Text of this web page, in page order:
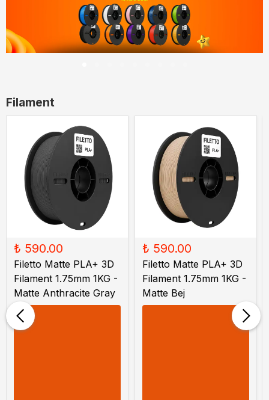
Filament
₺ 590.00
Filetto Matte PLA+ 3D
Filament 1.75mm 1KG -
Matte Anthracite Gray
₺ 590.00
Filetto Matte PLA+ 3D
Filament 1.75mm 1KG -
Matte Bej